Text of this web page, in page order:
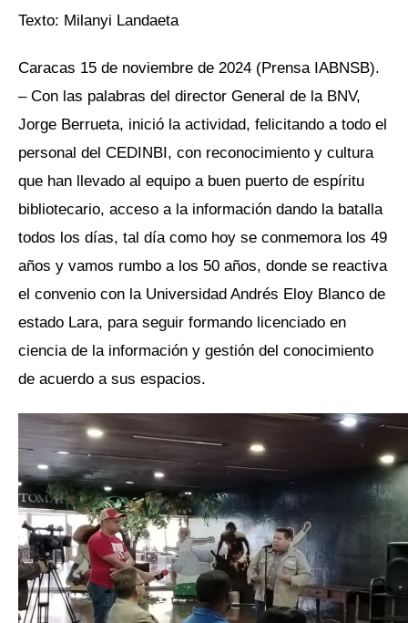
Texto: Milanyi Landaeta
Caracas 15 de noviembre de 2024 (Prensa IABNSB).
– Con las palabras del director General de la BNV,
Jorge Berrueta, inició la actividad, felicitando a todo el
personal del CEDINBI, con reconocimiento y cultura
que han llevado al equipo a buen puerto de espíritu
bibliotecario, acceso a la información dando la batalla
todos los días, tal día como hoy se conmemora los 49
años y vamos rumbo a los 50 años, donde se reactiva
el convenio con la Universidad Andrés Eloy Blanco de
estado Lara, para seguir formando licenciado en
ciencia de la información y gestión del conocimiento
de acuerdo a sus espacios.